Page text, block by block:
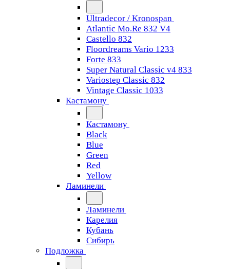
Ultradecor / Kronospan
Atlantic Mo.Re 832 V4
Castello 832
Floordreams Vario 1233
Forte 833
Super Natural Classic v4 833
Variostep Classic 832
Vintage Classic 1033
Кастамону
Кастамону
Black
Blue
Green
Red
Yellow
Ламинели
Ламинели
Карелия
Кубань
Сибирь
Подложка